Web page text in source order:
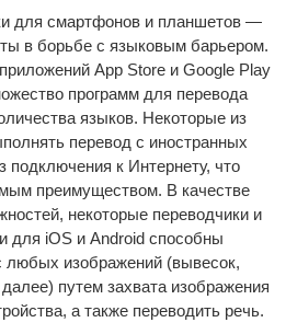
для смартфонов и планшетов —
в борьбе с языковым барьером.
App Store и Google Play
программ для перевода
языков. Некоторые из
перевод с иностранных
к Интернету, что
преимуществом. В качестве
некоторые переводчики и
для iOS и Android способны
любых изображений (вывесок,
далее) путем захвата изображения
а также переводить речь.